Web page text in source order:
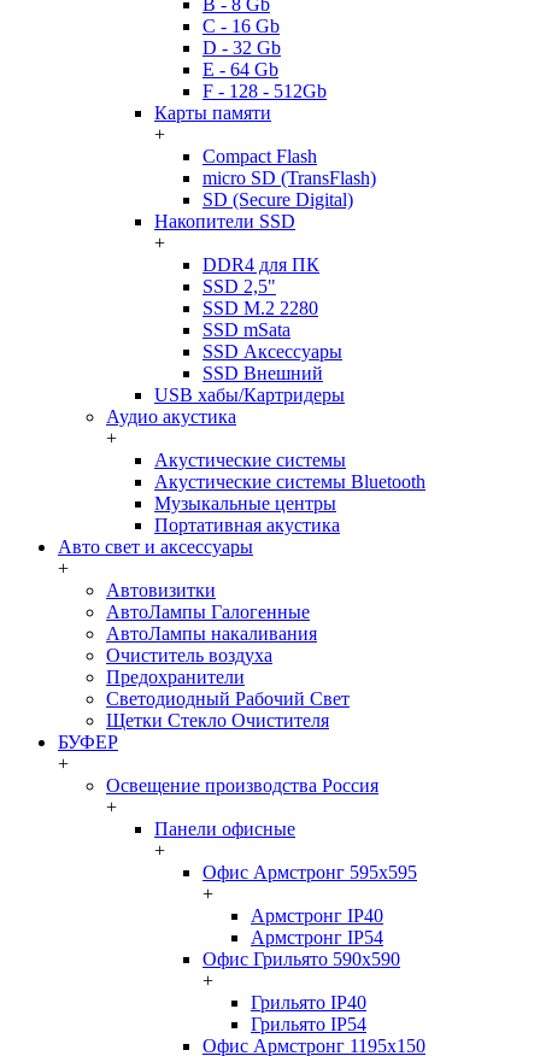
C - 16 Gb
D - 32 Gb
E - 64 Gb
F - 128 - 512Gb
Карты памяти
+
Compact Flash
micro SD (TransFlash)
SD (Secure Digital)
Накопители SSD
+
DDR4 для ПК
SSD 2,5"
SSD M.2 2280
SSD mSata
SSD Аксессуары
SSD Внешний
USB хабы/Картридеры
Аудио акустика
+
Акустические системы
Акустические системы Bluetooth
Музыкальные центры
Портативная акустика
Авто свет и аксессуары
+
Автовизитки
АвтоЛампы Галогенные
АвтоЛампы накаливания
Очиститель воздуха
Предохранители
Светодиодный Рабочий Свет
Щетки Стекло Очистителя
БУФЕР
+
Освещение производства Россия
+
Панели офисные
+
Офис Армстронг 595x595
+
Армстронг IP40
Армстронг IP54
Офис Грильято 590x590
+
Грильято IP40
Грильято IP54
Офис Армстронг 1195x150